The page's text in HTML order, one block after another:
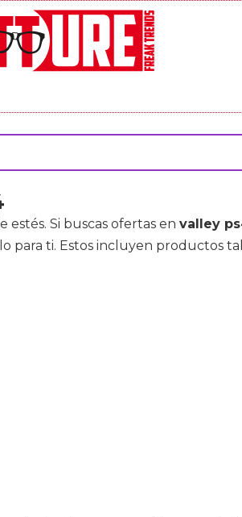
estés. Si buscas ofertas en valley
para ti. Estos incluyen productos